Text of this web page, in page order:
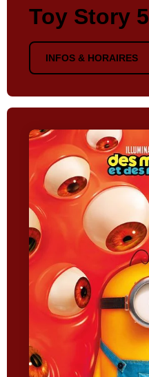
Toy Story 5
INFOS & HORAIRES